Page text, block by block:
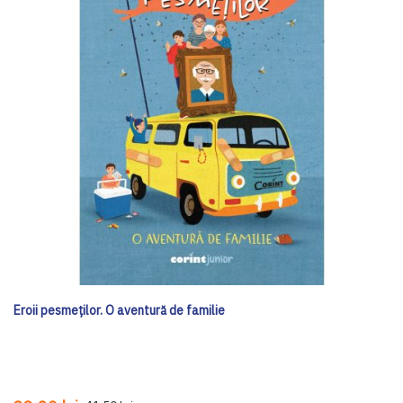
Eroii pesmeților. O aventură de familie